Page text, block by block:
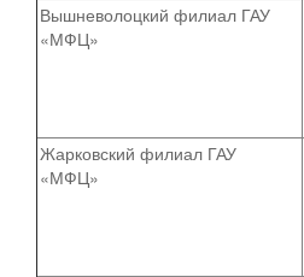
Вышневолоцкий филиал ГАУ
«МФЦ»
Жарковский филиал ГАУ
«МФЦ»